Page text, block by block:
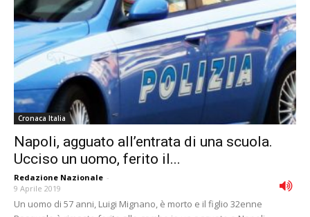
Cronaca Italia
Napoli, agguato all’entrata di una scuola.
Ucciso un uomo, ferito il...
Redazione Nazionale -
9 Aprile 2019
Un uomo di 57 anni, Luigi Mignano, è morto e il figlio 32enne